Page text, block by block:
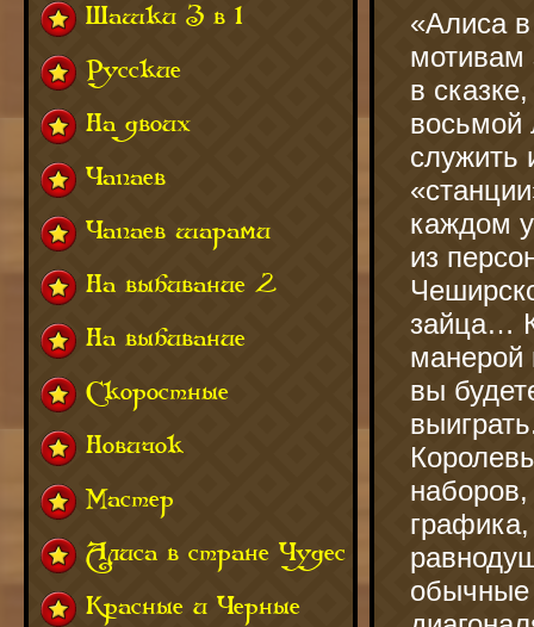
«Алиса
мотивам
в
восьмой
служить
каждом
из
зайца…
манерой
вы
обычные
Шашки 3 в 1
Русские
На двоих
Чапаев
Чапаев шарами
На выбивание 2
На выбивание
Скоростные
Новичок
Мастер
Алиса в стране Чудес
Красные и Черные